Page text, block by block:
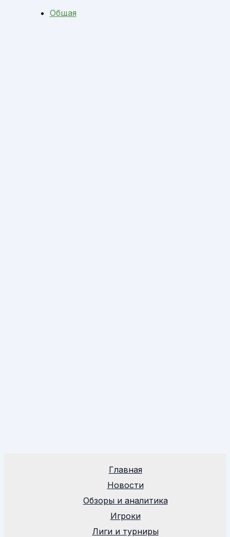
Общая
Главная
Новости
Обзоры и аналитика
Игроки
Лиги и турниры